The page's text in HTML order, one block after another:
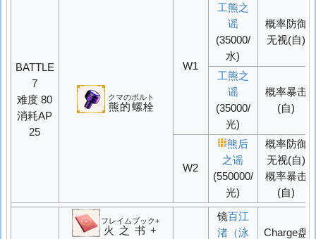
BATTLE
7
难度 80
消耗AP
25
熊的螺栓
クマのボルト
W1
工熊之
谣
(35000/
水)
概率防御
无视(自)
工熊之
谣
(35000/
光)
概率暴击
(自)
W2
熊后
之谣
(550000/
光)
概率防御
无视(自)
概率暴击
(自)
火之书+
フレイムブック+ 镜百江
渚（泳
Charge盘